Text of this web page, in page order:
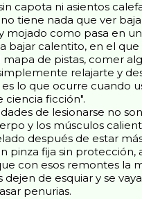
capota ni asientos
tiene nada que ver
mojado como pasa en
bajar calentito, en el que
mapa de pistas, comer
relajarte y
lo que ocurre cuando
ciencia ficción".
de lesionarse no
y los músculos
después de estar
pinza fija sin protección,
con esos remontes la
dejen de esquiar y se
penurias.